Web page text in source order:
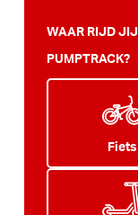
WAAR RIJD JIJ
PUMPTRACK?
Fiets